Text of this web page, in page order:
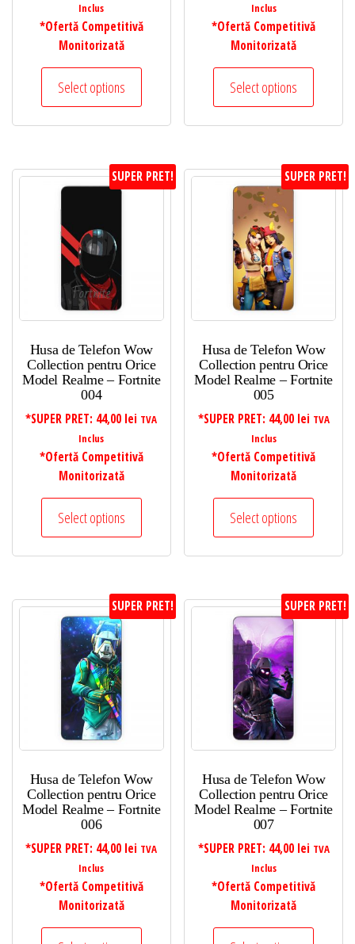
Inclus
*Ofertă Competitivă
Monitorizată
Select options
Inclus
*Ofertă Competitivă
Monitorizată
Select options
SUPER PRET!
Husa de Telefon Wow
Collection pentru Orice
Model Realme – Fortnite
004
*SUPER PRET: 44,00 lei TVA
Inclus
*Ofertă Competitivă
Monitorizată
Select options
SUPER PRET!
Husa de Telefon Wow
Collection pentru Orice
Model Realme – Fortnite
005
*SUPER PRET: 44,00 lei TVA
Inclus
*Ofertă Competitivă
Monitorizată
Select options
SUPER PRET!
Husa de Telefon Wow
Collection pentru Orice
Model Realme – Fortnite
006
*SUPER PRET: 44,00 lei TVA
Inclus
*Ofertă Competitivă
Monitorizată
SUPER PRET!
Husa de Telefon Wow
Collection pentru Orice
Model Realme – Fortnite
007
*SUPER PRET: 44,00 lei TVA
Inclus
*Ofertă Competitivă
Monitorizată